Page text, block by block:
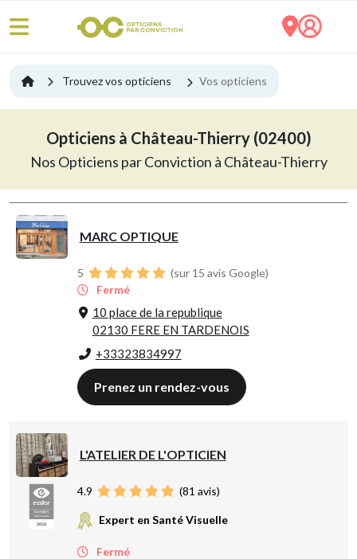
Trouvez vos opticiens Vos opticiens
Opticiens à Château-Thierry (02400)
Nos Opticiens par Conviction à Château-Thierry
MARC OPTIQUE
5
(sur 15 avis Google)
Fermé
10 place de la republique
02130 FERE EN TARDENOIS
+33323834997
Prenez un rendez-vous
L'ATELIER DE L'OPTICIEN
4.9 (81 avis)
Expert en Santé Visuelle
Fermé